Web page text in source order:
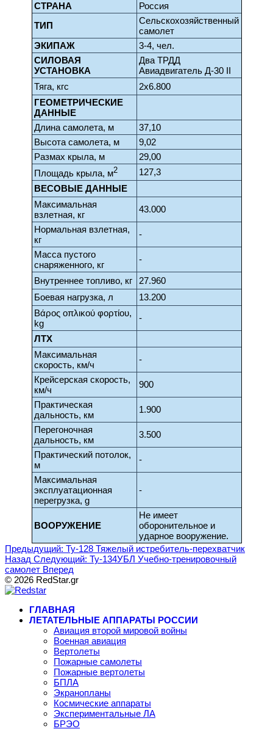
СТРАНА
Россия
ТИП
Сельскохозяйственный
самолет
ЭКИПАЖ
3-4, чел.
СИЛОВАЯ
УСТАНОВКА
Два ТРДД
Авиадвигатель Д-30 II
Тяга, кгс
2x6.800
ГЕОМЕТРИЧЕСКИЕ
ДАННЫЕ
Длина самолета, м
37,10
Высота самолета, м
9,02
Размах крыла, м
29,00
Площадь крыла, м2
127,3
ВЕСОВЫЕ ДАННЫЕ
Максимальная
взлетная, кг
43.000
Нормальная взлетная,
кг
-
Масса пустого
снаряженного, кг
-
Внутреннее топливо, кг
27.960
Боевая нагрузка, л
13.200
Βάρος οπλικού φορτίου,
kg
-
ЛТХ
Максимальная
скорость, км/ч
-
Крейсерская скорость,
км/ч
900
Практическая
дальность, км
1.900
Перегоночная
дальность, км
3.500
Практический потолок,
м
-
Максимальная
эксплуатационная
перегрузка, g
-
ВООРУЖЕНИЕ
Не имеет
оборонительное и
ударное вооружение.
Предыдущий: Ту-128 Тяжелый истребитель-перехватчик
Назад Следующий: Ту-134УБЛ Учебно-тренировочный
самолет Вперед
© 2026 RedStar.gr
ГЛАВНАЯ
ЛЕТАТЕЛЬНЫЕ АППАРАТЫ РОССИИ
Авиация второй мировой войны
Военная авиация
Вертолеты
Пожарные самолеты
Пожарные вертолеты
БПЛА
Экранопланы
Космические аппараты
Экспериментальные ЛА
БРЭО